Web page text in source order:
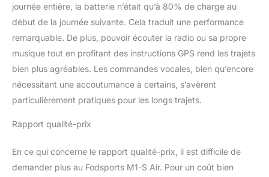
900mAh : Notre intercom
moto est équipé d'une
batterie rechargeable de
mAh, offrant une
autonomie prolongée
pour vos aventures à
moto. Plus besoin de
s'inquiéter de la batterie
: Ne manquez plus
jamais vos émissions de
journée entière, la batterie n’était qu’à 80% de charge au
début de la journée suivante. Cela traduit une performance
remarquable. De plus, pouvoir écouter la radio ou sa propre
musique tout en profitant des instructions GPS rend les trajets
bien plus agréables. Les commandes vocales, bien qu’encore
nécessitant une accoutumance à certains, s’avèrent
particulièrement pratiques pour les longs trajets.
Rapport qualité-prix
En ce qui concerne le rapport qualité-prix, il est difficile de
demander plus au Fodsports M1-S Air. Pour un coût bien